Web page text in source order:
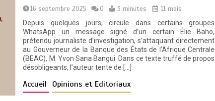
16 septembre 2025
0 3 minutes
11 mois
Depuis quelques jours, circule dans certains groupes
WhatsApp un message signé d’un certain Élie Baho,
prétendu journaliste d’investigation, s’attaquant directement
au Gouverneur de la Banque des États de l’Afrique Centrale
(BEAC), M. Yvon Sana Bangui. Dans ce texte truffé de propos
désobligeants, l’auteur tente de […]
Accueil Opinions et Editoriaux